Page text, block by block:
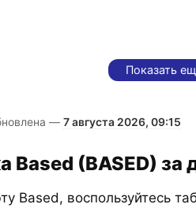
Показать
— 7 августа 2026, 09:15
Based (BASED) за
Based, воспользуйтесь